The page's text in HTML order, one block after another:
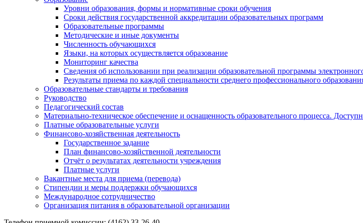
Уровни образования, формы и нормативные сроки обучения
Сроки действия государственной аккредитации образовательных программ
Образовательные программы
Методические и иные документы
Численность обучающихся
Языки, на которых осуществляется образование
Мониторинг качества
Сведения об использовании при реализации образовательной программы
Результаты приема по каждой специальности среднего профессионального
Образовательные стандарты и требования
Руководство
Педагогический состав
Материально-техническое обеспечение и оснащенность образовательного процесса.
Платные образовательные услуги
Финансово-хозяйственная деятельность
Государственное задание
План финансово-хозяйственной деятельности
Отчёт о результатах деятельности учреждения
Платные услуги
Вакантные места для приема (перевода)
Стипендии и меры поддержки обучающихся
Международное сотрудничество
Организация питания в образовательной организации